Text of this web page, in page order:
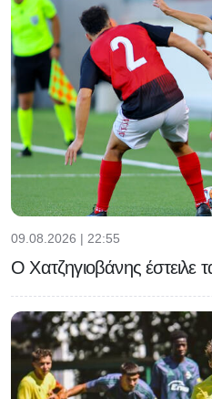
09.08.2026 | 22:55
Ο Χατζηγιοβάνης έστειλε